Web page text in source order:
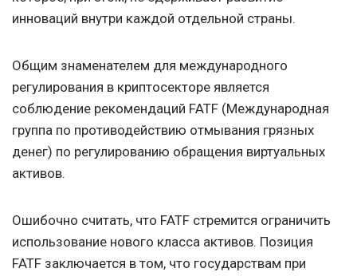
инноваций внутри каждой отдельной страны.
Общим знаменателем для международного
регулирования в криптосекторе является
соблюдение рекомендаций FATF (Международная
группа по противодействию отмывания грязных
денег) по регулированию обращения виртуальных
активов.
Ошибочно считать, что FATF стремится ограничить
использование нового класса активов. Позиция
FATF заключается в том, что государствам при